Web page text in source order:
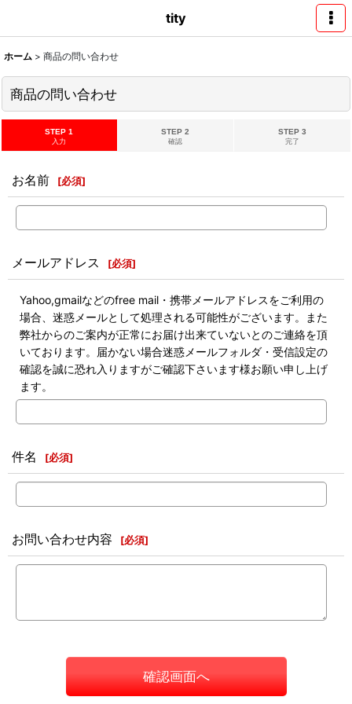
tity
ホーム > 商品の問い合わせ
商品の問い合わせ
STEP 1
入力
STEP 2
確認
STEP 3
完了
お名前 [必須]
メールアドレス [必須]
Yahoo,gmailなどのfree mail・携帯メールアドレスをご利用の
場合、迷惑メールとして処理される可能性がございます。また
弊社からのご案内が正常にお届け出来ていないとのご連絡を頂
いております。届かない場合迷惑メールフォルダ・受信設定の
確認を誠に恐れ入りますがご確認下さいます様お願い申し上げ
ます。
件名 [必須]
お問い合わせ内容 [必須]
確認画面へ